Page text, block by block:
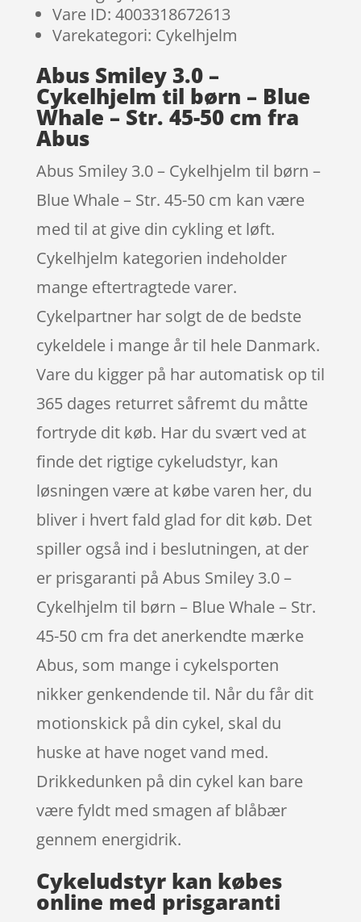
Vare ID: 4003318672613
Varekategori: Cykelhjelm
Abus Smiley 3.0 –
Cykelhjelm til børn – Blue
Whale – Str. 45-50 cm fra
Abus
Abus Smiley 3.0 – Cykelhjelm til børn –
Blue Whale – Str. 45-50 cm kan være
med til at give din cykling et løft.
Cykelhjelm kategorien indeholder
mange eftertragtede varer.
Cykelpartner har solgt de de bedste
cykeldele i mange år til hele Danmark.
Vare du kigger på har automatisk op til
365 dages returret såfremt du måtte
fortryde dit køb. Har du svært ved at
finde det rigtige cykeludstyr, kan
løsningen være at købe varen her, du
bliver i hvert fald glad for dit køb. Det
spiller også ind i beslutningen, at der
er prisgaranti på Abus Smiley 3.0 –
Cykelhjelm til børn – Blue Whale – Str.
45-50 cm fra det anerkendte mærke
Abus, som mange i cykelsporten
nikker genkendende til. Når du får dit
motionskick på din cykel, skal du
huske at have noget vand med.
Drikkedunken på din cykel kan bare
være fyldt med smagen af blåbær
gennem energidrik.
Cykeludstyr kan købes
online med prisgaranti